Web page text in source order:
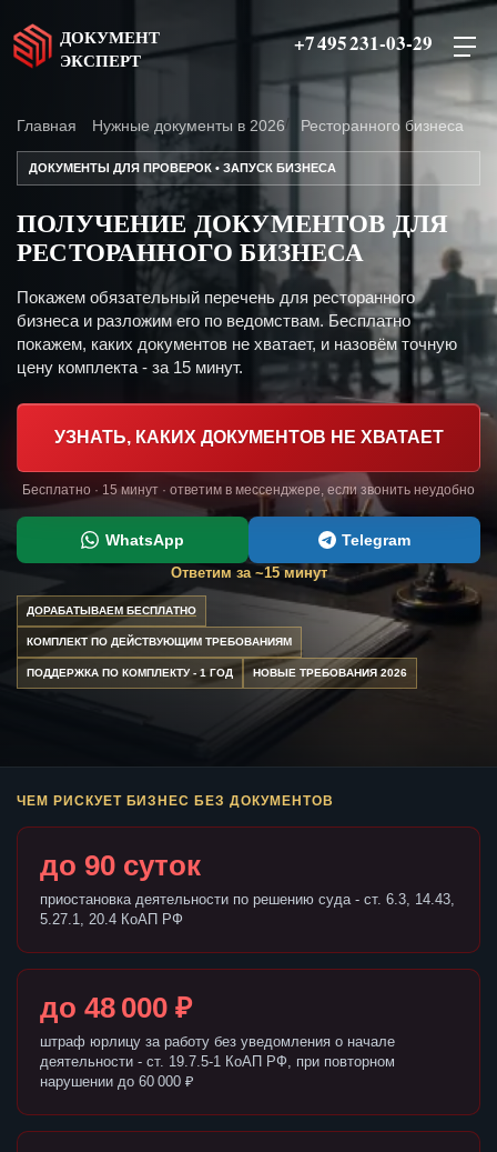
ДОКУМЕНТ
ЭКСПЕРТ
+7 495 231-03-29
Главная Нужные документы в 2026 Ресторанного бизнеса
ДОКУМЕНТЫ ДЛЯ ПРОВЕРОК • ЗАПУСК БИЗНЕСА
ПОЛУЧЕНИЕ ДОКУМЕНТОВ ДЛЯ
РЕСТОРАННОГО БИЗНЕСА
Покажем обязательный перечень для ресторанного
бизнеса и разложим его по ведомствам. Бесплатно
покажем, каких документов не хватает, и назовём точную
цену комплекта - за 15 минут.
УЗНАТЬ, КАКИХ ДОКУМЕНТОВ НЕ ХВАТАЕТ
Бесплатно · 15 минут · ответим в мессенджере, если звонить неудобно
WhatsApp Telegram
Ответим за ~15 минут
ДОРАБАТЫВАЕМ БЕСПЛАТНО
КОМПЛЕКТ ПО ДЕЙСТВУЮЩИМ ТРЕБОВАНИЯМ
ПОДДЕРЖКА ПО КОМПЛЕКТУ - 1 ГОД НОВЫЕ ТРЕБОВАНИЯ 2026
ЧЕМ РИСКУЕТ БИЗНЕС БЕЗ ДОКУМЕНТОВ
до 90 суток
приостановка деятельности по решению суда - ст. 6.3, 14.43,
5.27.1, 20.4 КоАП РФ
до 48 000 ₽
штраф юрлицу за работу без уведомления о начале
деятельности - ст. 19.7.5-1 КоАП РФ, при повторном
нарушении до 60 000 ₽